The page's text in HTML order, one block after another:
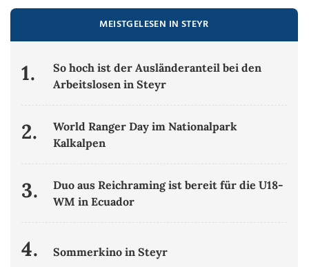
MEISTGELESEN IN STEYR
1.
So hoch ist der Ausländeranteil bei den
Arbeitslosen in Steyr
2.
World Ranger Day im Nationalpark
Kalkalpen
3.
Duo aus Reichraming ist bereit für die U18-
WM in Ecuador
4. Sommerkino in Steyr